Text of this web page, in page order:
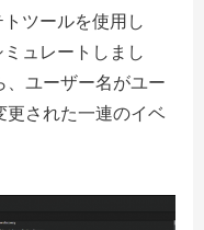
ツールを使用し
ュレートしまし
、ユーザー名がユー
された一連のイベ